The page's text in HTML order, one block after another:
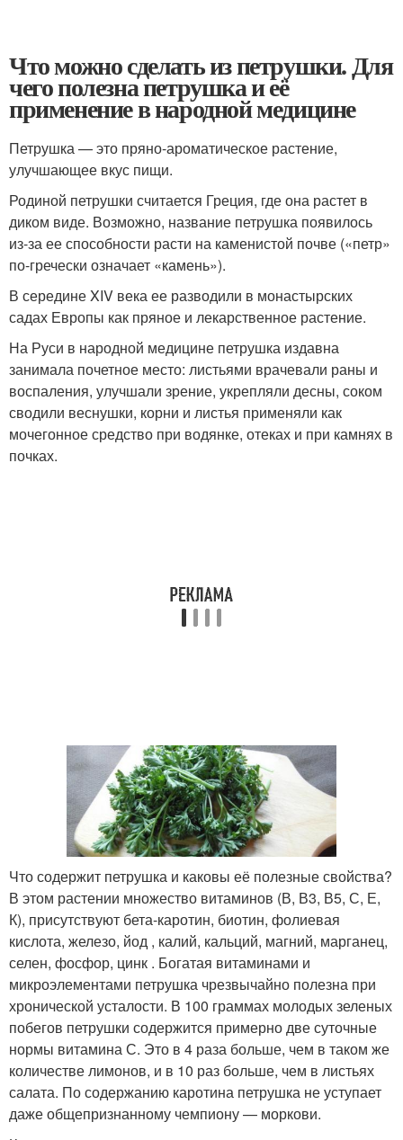
Что можно сделать из петрушки. Для
чего полезна петрушка и её
применение в народной медицине
Петрушка — это пряно-ароматическое растение,
улучшающее вкус пищи.
Родиной петрушки считается Греция, где она растет в
диком виде. Возможно, название петрушка появилось
из-за ее способности расти на каменистой почве («петр»
по-гречески означает «камень»).
В середине XIV века ее разводили в монастырских
садах Европы как пряное и лекарственное растение.
На Руси в народной медицине петрушка издавна
занимала почетное место: листьями врачевали раны и
воспаления, улучшали зрение, укрепляли десны, соком
сводили веснушки, корни и листья применяли как
мочегонное средство при водянке, отеках и при камнях в
почках.
Что содержит петрушка и каковы её полезные свойства?
В этом растении множество витаминов (В, В3, В5, С, Е,
К), присутствуют бета-каротин, биотин, фолиевая
кислота, железо, йод , калий, кальций, магний, марганец,
селен, фосфор, цинк . Богатая витаминами и
микроэлементами петрушка чрезвычайно полезна при
хронической усталости. В 100 граммах молодых зеленых
побегов петрушки содержится примерно две суточные
нормы витамина С. Это в 4 раза больше, чем в таком же
количестве лимонов, и в 10 раз больше, чем в листьях
салата. По содержанию каротина петрушка не уступает
даже общепризнанному чемпиону — моркови.